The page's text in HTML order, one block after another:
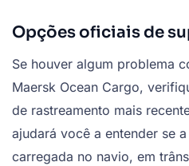
Opções oficiais de
Se houver algum problema
Maersk Ocean Cargo,
de rastreamento mais
ajudará você a entender se
carregada no navio, em